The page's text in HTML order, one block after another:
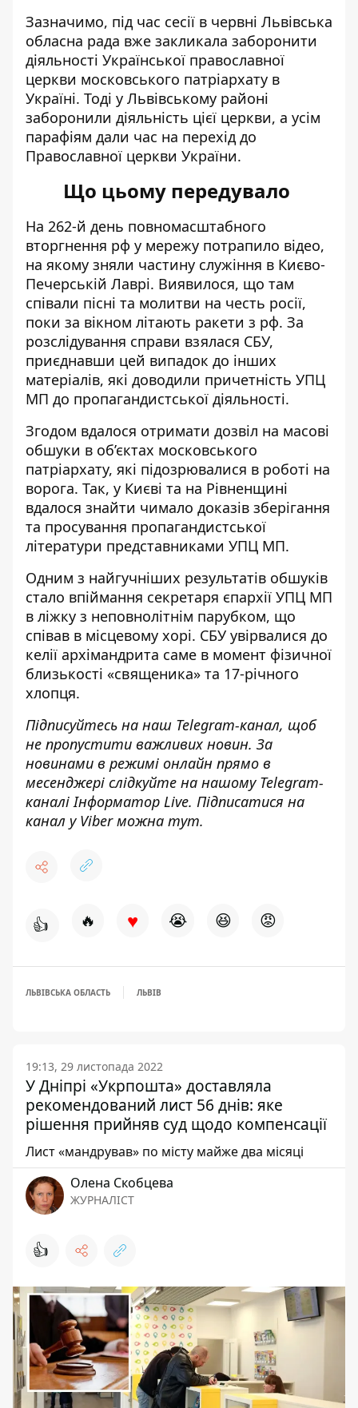
Зазначимо, під час сесії в червні Львівська
обласна рада вже закликала заборонити
діяльності Української православної
церкви московського патріархату в
Україні. Тоді у Львівському районі
заборонили діяльність цієї церкви, а усім
парафіям дали час на перехід до
Православної церкви України.
Що цьому передувало
На 262-й день повномасштабного
вторгнення рф у мережу потрапило відео,
на якому зняли частину служіння в Києво-
Печерській Лаврі. Виявилося, що там
співали пісні та молитви на честь росії,
поки за вікном літають ракети з рф. За
розслідування справи взялася СБУ,
приєднавши цей випадок до інших
матеріалів, які доводили причетність УПЦ
МП до пропагандистської діяльності.
Згодом вдалося отримати дозвіл на масові
обшуки в об’єктах московського
патріархату, які підозрювалися в роботі на
ворога. Так, у Києві та на Рівненщині
вдалося знайти чимало доказів зберігання
та просування пропагандистської
літератури представниками УПЦ МП.
Одним з найгучніших результатів обшуків
стало впіймання секретаря єпархії УПЦ МП
в ліжку з неповнолітнім парубком, що
співав в місцевому хорі. СБУ увірвалися до
келії архімандрита саме в момент фізичної
близькості «священика» та 17-річного
хлопця.
Підписуйтесь на наш Telegram-канал, щоб
не пропустити важливих новин. За
новинами в режимі онлайн прямо в
месенджері слідкуйте на нашому Telegram-
каналіІнформатор Live. Підписатися на
канал у Viber можна тут.
👍 🔥 ♥ 😭 😆 😡
ЛЬВІВСЬКА ОБЛАСТЬ ЛЬВІВ
19:13, 29 листопада 2022
У Дніпрі «Укрпошта» доставляла
рекомендований лист 56 днів: яке
рішення прийняв суд щодо компенсації
Лист «мандрував» по місту майже два місяці
Олена Скобцева
ЖУРНАЛІСТ
👍